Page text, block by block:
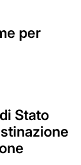
per
Stato